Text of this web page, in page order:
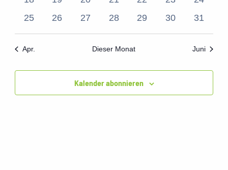
Veranstaltungen
Veranstaltungen
Veranstaltungen
Veranstaltungen
Veranstaltungen
0
Veranstaltungen
25
0
Veranstaltungen
26
0
Veranstaltungen
27
0
Veranstaltungen
28
0
Veranstaltungen
29
0
30
0
31
Apr. Dieser Monat Juni
Kalender abonnieren